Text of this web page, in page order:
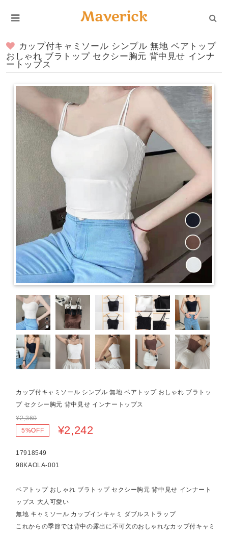
カップ付キャミソール シンプル 無地 ベアトップ
おしゃれ ブラトップ セクシー胸元 背中見せ インナ
ートップス
カップ付キャミソール シンプル 無地 ベアトップ おしゃれ ブラトッ
プ セクシー胸元 背中見せ インナートップス
¥2,360
5%OFF
¥2,242
17918549
98KAOLA-001
ベアトップ おしゃれ ブラトップ セクシー胸元 背中見せ インナート
ップス 大人可愛い
無地 キャミソール カップインキャミ ダブルストラップ
これからの季節では背中の露出に不可欠のおしゃれなカップ付キャミ